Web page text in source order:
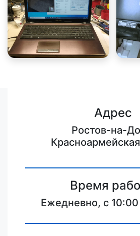
Адрес
Ростов-на-
Время
Ежедневно, с